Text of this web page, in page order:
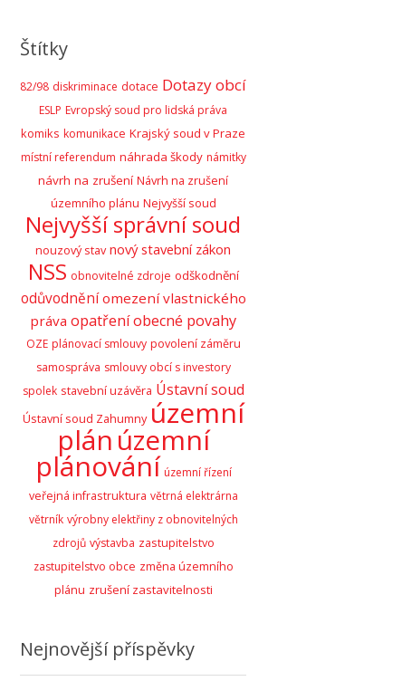
Štítky
82/98 diskriminace dotace Dotazy obcí
ESLP Evropský soud pro lidská práva
komiks komunikace Krajský soud v Praze
místní referendum náhrada škody námitky
návrh na zrušení Návrh na zrušení
územního plánu Nejvyšší soud
Nejvyšší správní soud
nouzový stav nový stavební zákon
NSS obnovitelné zdroje odškodnění
odůvodnění omezení vlastnického
práva opatření obecné povahy
OZE plánovací smlouvy povolení záměru
samospráva smlouvy obcí s investory
spolek stavební uzávěra Ústavní soud
Ústavní soud Zahumny územní
plánúzemní
plánování územní řízení
veřejná infrastruktura větrná elektrárna
větrník výrobny elektřiny z obnovitelných
zdrojů výstavba zastupitelstvo
zastupitelstvo obce změna územního
plánu zrušení zastavitelnosti
Nejnovější příspěvky